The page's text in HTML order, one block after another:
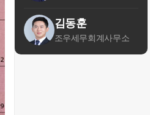
김동훈
조우세무회계사무소